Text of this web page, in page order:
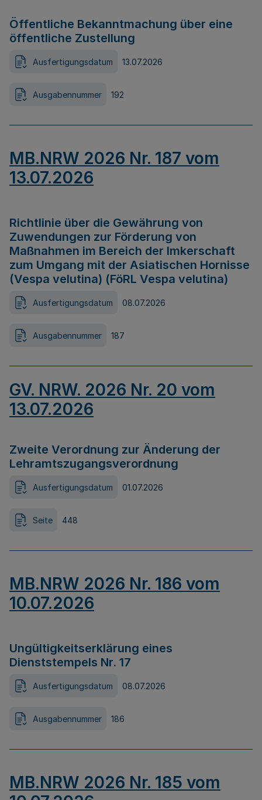
Öffentliche Bekanntmachung über eine
öffentliche Zustellung
Ausfertigungsdatum 13.07.2026
Ausgabennummer 192
MB.NRW 2026 Nr. 187 vom
13.07.2026
Richtlinie über die Gewährung von
Zuwendungen zur Förderung von
Maßnahmen im Bereich der Imkerschaft
zum Umgang mit der Asiatischen Hornisse
(Vespa velutina) (FöRL Vespa velutina)
Ausfertigungsdatum 08.07.2026
Ausgabennummer 187
GV. NRW. 2026 Nr. 20 vom
13.07.2026
Zweite Verordnung zur Änderung der
Lehramtszugangsverordnung
Ausfertigungsdatum 01.07.2026
Seite 448
MB.NRW 2026 Nr. 186 vom
10.07.2026
Ungültigkeitserklärung eines
Dienststempels Nr. 17
Ausfertigungsdatum 08.07.2026
Ausgabennummer 186
MB.NRW 2026 Nr. 185 vom